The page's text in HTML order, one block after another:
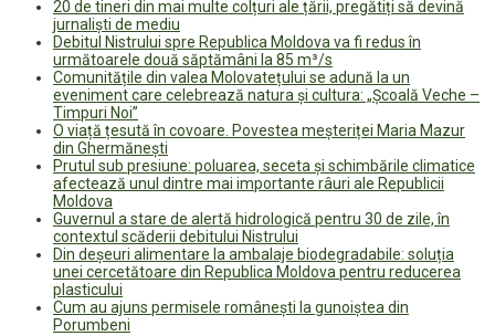
20 de tineri din mai multe colțuri ale țării, pregătiți să devină
jurnaliști de mediu
Debitul Nistrului spre Republica Moldova va fi redus în
următoarele două săptămâni la 85 m³/s
Comunitățile din valea Molovatețului se adună la un
eveniment care celebrează natura și cultura: „Școală Veche –
Timpuri Noi”
O viață țesută în covoare. Povestea meșteriței Maria Mazur
din Ghermănești
Prutul sub presiune: poluarea, seceta și schimbările climatice
afectează unul dintre mai importante râuri ale Republicii
Moldova
Guvernul a stare de alertă hidrologică pentru 30 de zile, în
contextul scăderii debitului Nistrului
Din deșeuri alimentare la ambalaje biodegradabile: soluția
unei cercetătoare din Republica Moldova pentru reducerea
plasticului
Cum au ajuns permisele românești la gunoiștea din
Porumbeni